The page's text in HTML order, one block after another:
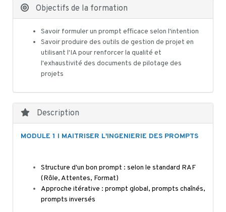
Objectifs de la formation
Savoir formuler un prompt efficace selon l'intention
Savoir produire des outils de gestion de projet en
utilisant l'IA pour renforcer la qualité et
l'exhaustivité des documents de pilotage des
projets
Description
MODULE 1 I MAITRISER L'INGENIERIE DES PROMPTS
Structure d'un bon prompt : selon le standard RAF
(Rôle, Attentes, Format)
Approche itérative : prompt global, prompts chaînés,
prompts inversés